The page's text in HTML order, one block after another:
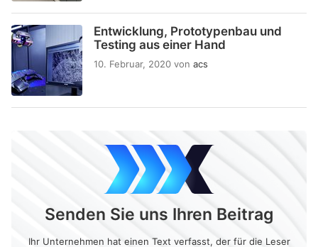
Entwicklung, Prototypenbau und
Testing aus einer Hand
10. Februar, 2020 von acs
Senden Sie uns Ihren Beitrag
Ihr Unternehmen hat einen Text verfasst, der für die Leser